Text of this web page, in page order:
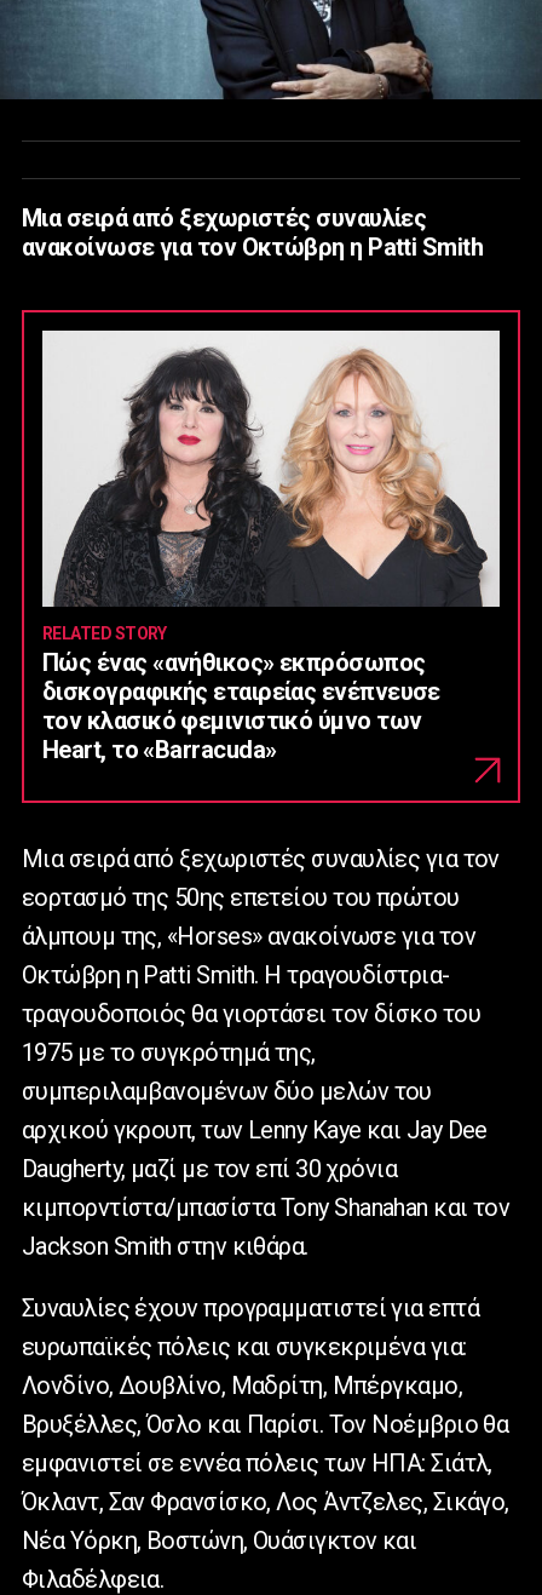
Μια σειρά από ξεχωριστές συναυλίες
ανακοίνωσε για τον Οκτώβρη η Patti Smith
RELATED STORY
Πώς ένας «ανήθικος» εκπρόσωπος
δισκογραφικής εταιρείας ενέπνευσε
τον κλασικό φεμινιστικό ύμνο των
Heart, το «Barracuda»
Μια σειρά από ξεχωριστές συναυλίες για τον
εορτασμό της 50ης επετείου του πρώτου
άλμπουμ της, «Horses» ανακοίνωσε για τον
Οκτώβρη η Patti Smith. Η τραγουδίστρια-
τραγουδοποιός θα γιορτάσει τον δίσκο του
1975 με το συγκρότημά της,
συμπεριλαμβανομένων δύο μελών του
αρχικού γκρουπ, των Lenny Kaye και Jay Dee
Daugherty, μαζί με τον επί 30 χρόνια
κιμπορντίστα/μπασίστα Tony Shanahan και τον
Jackson Smith στην κιθάρα.
Συναυλίες έχουν προγραμματιστεί για επτά
ευρωπαϊκές πόλεις και συγκεκριμένα για:
Λονδίνο, Δουβλίνο, Μαδρίτη, Μπέργκαμο,
Βρυξέλλες, Όσλο και Παρίσι. Τον Νοέμβριο θα
εμφανιστεί σε εννέα πόλεις των ΗΠΑ: Σιάτλ,
Όκλαντ, Σαν Φρανσίσκο, Λος Άντζελες, Σικάγο,
Νέα Υόρκη, Βοστώνη, Ουάσιγκτον και
Φιλαδέλφεια.